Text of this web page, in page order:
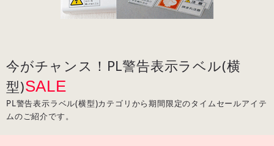
今がチャンス！PL警告表示ラベル(横
型)SALE
PL警告表示ラベル(横型)カテゴリから期間限定のタイムセールアイテ
ムのご紹介です。